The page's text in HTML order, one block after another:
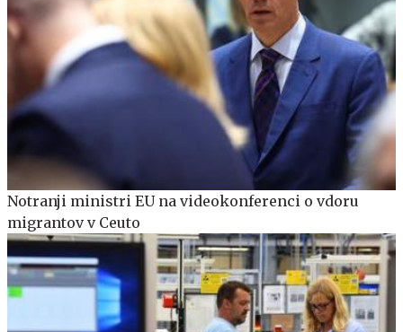
Notranji ministri EU na videokonferenci o vdoru
migrantov v Ceuto